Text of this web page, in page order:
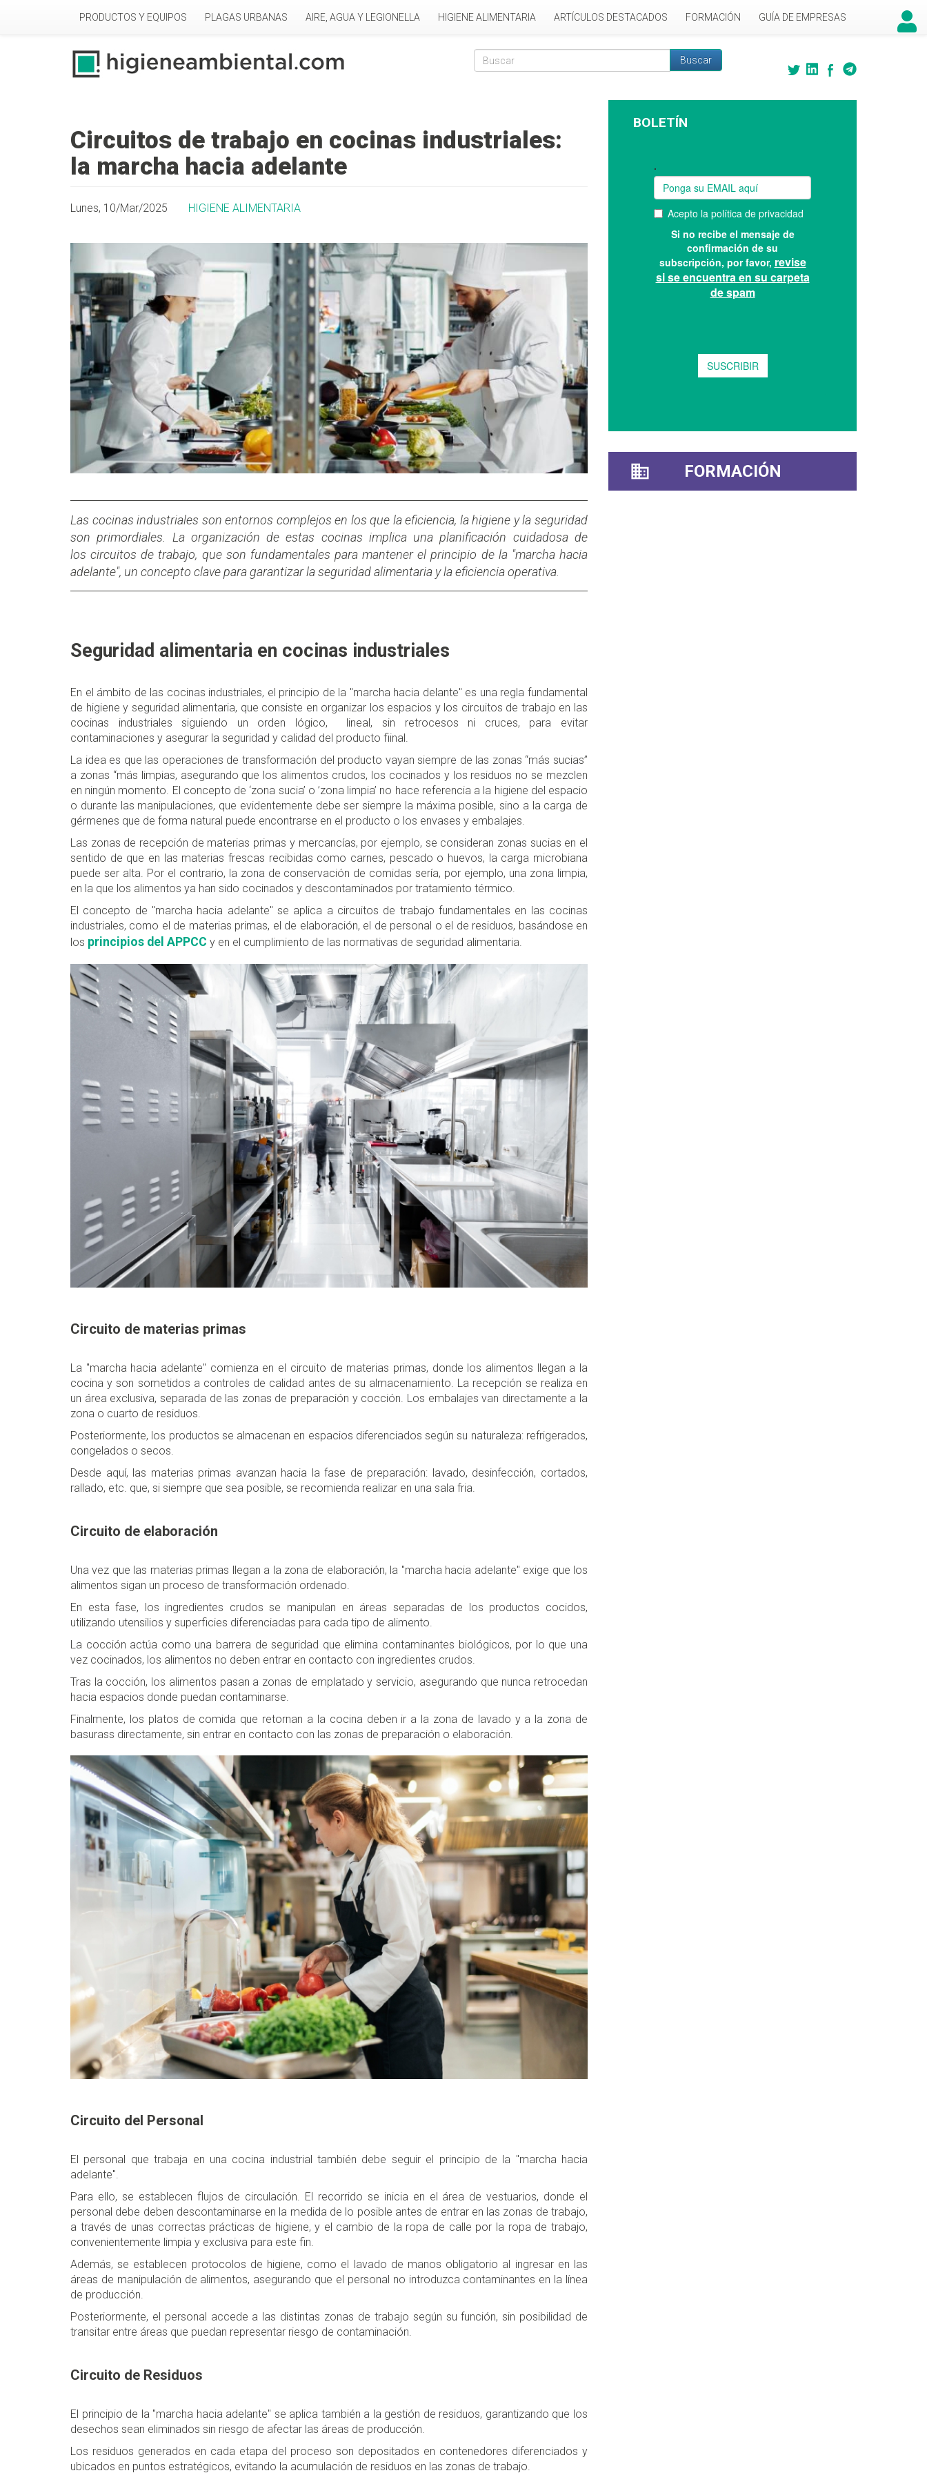
PRODUCTOS Y EQUIPOS PLAGAS URBANAS AIRE, AGUA Y LEGIONELLA HIGIENE ALIMENTARIA ARTÍCULOS DESTACADOS FORMACIÓN GUÍA DE EMPRESAS
Formulario de búsqueda
Buscar
Circuitos de trabajo en cocinas industriales:
la marcha hacia adelante
Lunes, 10/Mar/2025 HIGIENE ALIMENTARIA
Las cocinas industriales son entornos complejos en los que la eficiencia, la higiene y la seguridad
son primordiales. La organización de estas cocinas implica una planificación cuidadosa de
los circuitos de trabajo, que son fundamentales para mantener el principio de la "marcha hacia
adelante", un concepto clave para garantizar la seguridad alimentaria y la eficiencia operativa.
Seguridad alimentaria en cocinas industriales
En el ámbito de las cocinas industriales, el principio de la "marcha hacia delante" es una regla fundamental
de higiene y seguridad alimentaria, que consiste en organizar los espacios y los circuitos de trabajo en las
cocinas industriales siguiendo un orden lógico, lineal, sin retrocesos ni cruces, para evitar
contaminaciones y asegurar la seguridad y calidad del producto fiinal.
La idea es que las operaciones de transformación del producto vayan siempre de las zonas “más sucias”
a zonas “más limpias, asegurando que los alimentos crudos, los cocinados y los residuos no se mezclen
en ningún momento. El concepto de ‘zona sucia’ o ’zona limpia’ no hace referencia a la higiene del espacio
o durante las manipulaciones, que evidentemente debe ser siempre la máxima posible, sino a la carga de
gérmenes que de forma natural puede encontrarse en el producto o los envases y embalajes.
Las zonas de recepción de materias primas y mercancías, por ejemplo, se consideran zonas sucias en el
sentido de que en las materias frescas recibidas como carnes, pescado o huevos, la carga microbiana
puede ser alta. Por el contrario, la zona de conservación de comidas sería, por ejemplo, una zona limpia,
en la que los alimentos ya han sido cocinados y descontaminados por tratamiento térmico.
El concepto de "marcha hacia adelante" se aplica a circuitos de trabajo fundamentales en las cocinas
industriales, como el de materias primas, el de elaboración, el de personal o el de residuos, basándose en
los principios del APPCC y en el cumplimiento de las normativas de seguridad alimentaria.
Circuito de materias primas
La "marcha hacia adelante" comienza en el circuito de materias primas, donde los alimentos llegan a la
cocina y son sometidos a controles de calidad antes de su almacenamiento. La recepción se realiza en
un área exclusiva, separada de las zonas de preparación y cocción. Los embalajes van directamente a la
zona o cuarto de residuos.
Posteriormente, los productos se almacenan en espacios diferenciados según su naturaleza: refrigerados,
congelados o secos.
Desde aquí, las materias primas avanzan hacia la fase de preparación: lavado, desinfección, cortados,
rallado, etc. que, si siempre que sea posible, se recomienda realizar en una sala fria.
Circuito de elaboración
Una vez que las materias primas llegan a la zona de elaboración, la "marcha hacia adelante" exige que los
alimentos sigan un proceso de transformación ordenado.
En esta fase, los ingredientes crudos se manipulan en áreas separadas de los productos cocidos,
utilizando utensilios y superficies diferenciadas para cada tipo de alimento.
La cocción actúa como una barrera de seguridad que elimina contaminantes biológicos, por lo que una
vez cocinados, los alimentos no deben entrar en contacto con ingredientes crudos.
Tras la cocción, los alimentos pasan a zonas de emplatado y servicio, asegurando que nunca retrocedan
hacia espacios donde puedan contaminarse.
Finalmente, los platos de comida que retornan a la cocina deben ir a la zona de lavado y a la zona de
basurass directamente, sin entrar en contacto con las zonas de preparación o elaboración.
Circuito del Personal
El personal que trabaja en una cocina industrial también debe seguir el principio de la "marcha hacia
adelante".
Para ello, se establecen flujos de circulación. El recorrido se inicia en el área de vestuarios, donde el
personal debe deben descontaminarse en la medida de lo posible antes de entrar en las zonas de trabajo,
a través de unas correctas prácticas de higiene, y el cambio de la ropa de calle por la ropa de trabajo,
convenientemente limpia y exclusiva para este fin.
Además, se establecen protocolos de higiene, como el lavado de manos obligatorio al ingresar en las
áreas de manipulación de alimentos, asegurando que el personal no introduzca contaminantes en la línea
de producción.
Posteriormente, el personal accede a las distintas zonas de trabajo según su función, sin posibilidad de
transitar entre áreas que puedan representar riesgo de contaminación.
Circuito de Residuos
El principio de la "marcha hacia adelante" se aplica también a la gestión de residuos, garantizando que los
desechos sean eliminados sin riesgo de afectar las áreas de producción.
Los residuos generados en cada etapa del proceso son depositados en contenedores diferenciados y
ubicados en puntos estratégicos, evitando la acumulación de residuos en las zonas de trabajo.
BOLETÍN
FORMACIÓN